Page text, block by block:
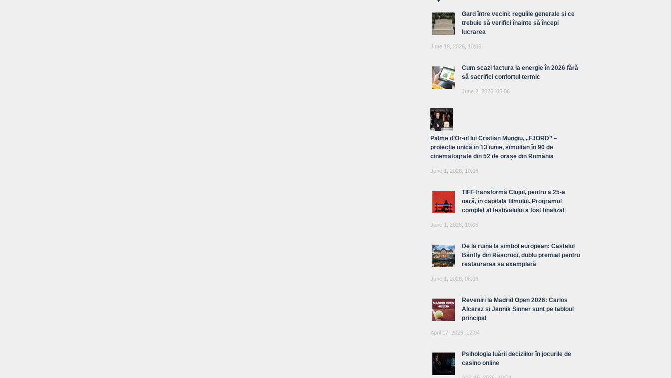
Gard între vecini: regulile generale și ce
trebuie să verifici înainte să începi
lucrarea
June 18, 2026, 10:06
Cum scazi factura la energie în 2026 fără
să sacrifici confortul termic
June 2, 2026, 05:06
Palme d’Or-ul lui Cristian Mungiu, „FJORD” –
proiecție unică în 13 iunie, simultan în 90 de
cinematografe din 52 de orașe din România
June 1, 2026, 10:06
TIFF transformă Clujul, pentru a 25-a
oară, în capitala filmului. Programul
complet al festivalului a fost finalizat
June 1, 2026, 10:06
De la ruină la simbol european: Castelul
Bánffy din Răscruci, dublu premiat pentru
restaurarea sa exemplară
June 1, 2026, 08:06
Reveniri la Madrid Open 2026: Carlos
Alcaraz și Jannik Sinner sunt pe tabloul
principal
April 17, 2026, 12:04
Psihologia luării deciziilor în jocurile de
casino online